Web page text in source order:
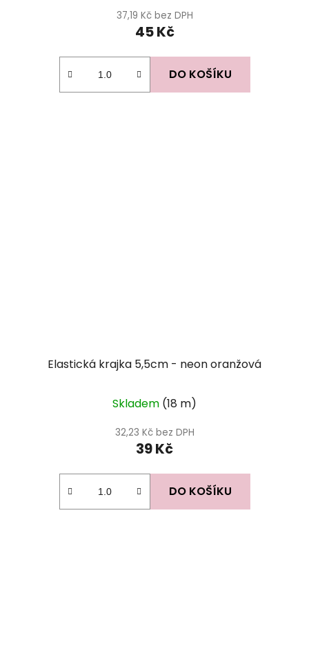
37,19 Kč bez DPH
45 Kč
DO KOŠÍKU
Elastická krajka 5,5cm - neon oranžová
Skladem (18 m)
32,23 Kč bez DPH
39 Kč
DO KOŠÍKU